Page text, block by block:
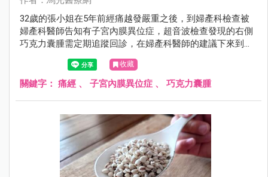
32歲的張小姐在5年前經痛越發嚴重之後，到婦產科檢查被
婦產科醫師告知有子宮內膜異位症，超音波檢查發現的右側
巧克力囊腫需定期追蹤回診，在婦產科醫師的建議下來到中
醫門診求診，希望中醫能幫她緩解行經期的不適症狀，同時
能讓子宮內膜異位症的嚴重程度降低。
收藏
關鍵字： 痛經 、 子宮內膜異位症 、 巧克力囊腫